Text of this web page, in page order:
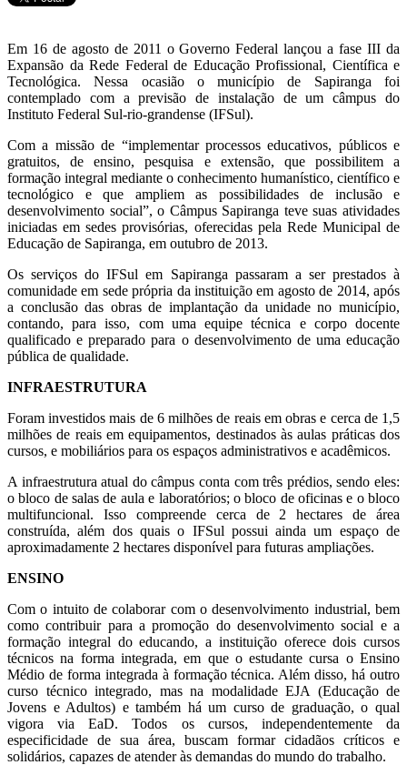
Em 16 de agosto de 2011 o Governo Federal lançou a fase III da
Expansão da Rede Federal de Educação Profissional, Científica e
Tecnológica. Nessa ocasião o município de Sapiranga foi
contemplado com a previsão de instalação de um câmpus do
Instituto Federal Sul-rio-grandense (IFSul).
Com a missão de “implementar processos educativos, públicos e
gratuitos, de ensino, pesquisa e extensão, que possibilitem a
formação integral mediante o conhecimento humanístico, científico e
tecnológico e que ampliem as possibilidades de inclusão e
desenvolvimento social”, o Câmpus Sapiranga teve suas atividades
iniciadas em sedes provisórias, oferecidas pela Rede Municipal de
Educação de Sapiranga, em outubro de 2013.
Os serviços do IFSul em Sapiranga passaram a ser prestados à
comunidade em sede própria da instituição em agosto de 2014, após
a conclusão das obras de implantação da unidade no município,
contando, para isso, com uma equipe técnica e corpo docente
qualificado e preparado para o desenvolvimento de uma educação
pública de qualidade.
INFRAESTRUTURA
Foram investidos mais de 6 milhões de reais em obras e cerca de 1,5
milhões de reais em equipamentos, destinados às aulas práticas dos
cursos, e mobiliários para os espaços administrativos e acadêmicos.
A infraestrutura atual do câmpus conta com três prédios, sendo eles:
o bloco de salas de aula e laboratórios; o bloco de oficinas e o bloco
multifuncional. Isso compreende cerca de 2 hectares de área
construída, além dos quais o IFSul possui ainda um espaço de
aproximadamente 2 hectares disponível para futuras ampliações.
ENSINO
Com o intuito de colaborar com o desenvolvimento industrial, bem
como contribuir para a promoção do desenvolvimento social e a
formação integral do educando, a instituição oferece dois cursos
técnicos na forma integrada, em que o estudante cursa o Ensino
Médio de forma integrada à formação técnica. Além disso, há outro
curso técnico integrado, mas na modalidade EJA (Educação de
Jovens e Adultos) e também há um curso de graduação, o qual
vigora via EaD. Todos os cursos, independentemente da
especificidade de sua área, buscam formar cidadãos críticos e
solidários, capazes de atender às demandas do mundo do trabalho.